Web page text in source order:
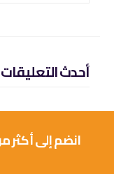
أحدث التعليقات